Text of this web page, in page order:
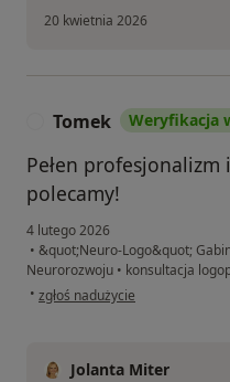
20 kwietnia 2026
Tomek Weryfikacja
Pełen
polecamy!
4 lutego 2026
• &quot;Neuro-Logo&quot;
Neurorozwoju • konsultacja
• w opinii użytkownika Tomek
zgłoś nadużycie
Jolanta Miter